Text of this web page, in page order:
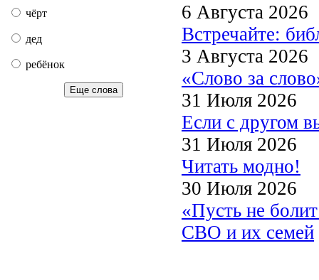
чёрт
дед
ребёнок
Еще слова
6 Августа 2026
Встречайте:
3 Августа 2026
«Слово за
31 Июля 2026
Если с другом
31 Июля 2026
Читать модно!
30 Июля 2026
«Пусть не
СВО и их семей